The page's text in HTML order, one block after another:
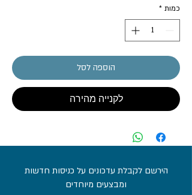
כמות *
הוספה לסל
לקנייה מהירה
הירשם לקבלת עדכונים על כניסות חדשות
ומבצעים מיוחדים